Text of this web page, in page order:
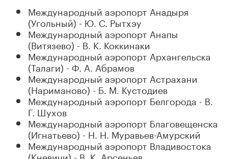
Международный аэропорт Анадыря
(Угольный) - Ю. С. Рытхэу
Международный аэропорт Анапы
(Витязево) - В. К. Коккинаки
Международный аэропорт Архангельска
(Талаги) - Ф. А. Абрамов
Международный аэропорт Астрахани
(Нариманово) - Б. М. Кустодиев
Международный аэропорт Белгорода - В.
Г. Шухов
Международный аэропорт Благовещенска
(Игнатьево) - Н. Н. Муравьев-Амурский
Международный аэропорт Владивостока
(Кневичи) - В. К. Арсеньев